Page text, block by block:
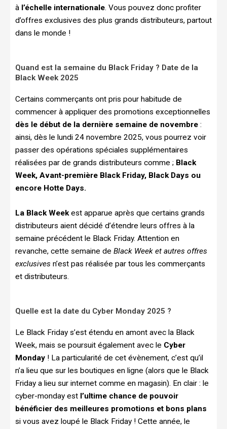
à l’échelle internationale . Vous pouvez donc profiter
d’offres exclusives des plus grands distributeurs, partout
dans le monde !
Quand est la semaine du Black Friday ? Date de la
Black Week 2025
Certains commerçants ont pris pour habitude de
commencer à appliquer des promotions exceptionnelles
dès le début de la dernière semaine de novembre :
ainsi, dès le lundi 24 novembre 2025, vous pourrez voir
passer des opérations spéciales supplémentaires
réalisées par de grands distributeurs comme ; Black
Week, Avant-première Black Friday, Black Days ou
encore Hotte Days.
La Black Weekest apparue après que certains grands
distributeurs aient décidé d’étendre leurs offres à la
semaine précédent le Black Friday. Attention en
revanche, cette semaine de Black Week et autres offres
exclusives n’est pas réalisée par tous les commerçants
et distributeurs.
Quelle est la date du Cyber Monday 2025 ?
Le Black Friday s’est étendu en amont avec la Black
Week, mais se poursuit également avec le Cyber
Monday ! La particularité de cet évènement, c’est qu’il
n’a lieu que sur les boutiques en ligne (alors que le Black
Friday a lieu sur internet comme en magasin). En clair : le
cyber-monday est l’ultime chance de pouvoir
bénéficier des meilleures promotions et bons plans
si vous avez loupé le Black Friday ! Cette année, le